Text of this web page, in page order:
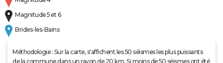
Magnitude 5 et 6
Brides-les-Bains
Méthodologie : Sur la carte, s'affichent les 50 séismes les plus puissants
de la commune dans un rayon de 20 km. Si moins de 50 séismes ont été